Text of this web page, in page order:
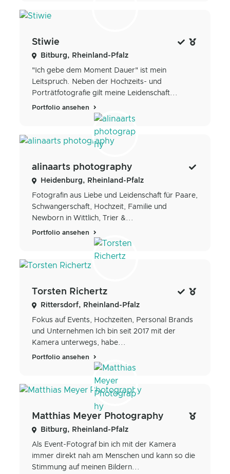
Stiwie
Bitburg, Rheinland-Pfalz
"Ich gebe dem Moment Dauer" ist mein
Leitspruch. Neben der Hochzeits- und
Porträtfotografie gilt meine Leidenschaft...
Portfolio ansehen
alinaarts photography
Heidenburg, Rheinland-Pfalz
Fotografin aus Liebe und Leidenschaft für Paare,
Schwangerschaft, Hochzeit, Familie und
Newborn in Wittlich, Trier &...
Portfolio ansehen
Torsten Richertz
Rittersdorf, Rheinland-Pfalz
Fokus auf Events, Hochzeiten, Personal Brands
und Unternehmen Ich bin seit 2017 mit der
Kamera unterwegs, habe...
Portfolio ansehen
Matthias Meyer Photography
Bitburg, Rheinland-Pfalz
Als Event-Fotograf bin ich mit der Kamera
immer direkt nah am Menschen und kann so die
Stimmung auf meinen Bildern...